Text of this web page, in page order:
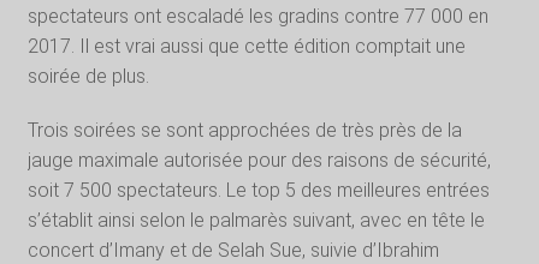
spectateurs ont escaladé les gradins contre 77 000 en
2017. Il est vrai aussi que cette édition comptait une
soirée de plus.
Trois soirées se sont approchées de très près de la
jauge maximale autorisée pour des raisons de sécurité,
soit 7 500 spectateurs. Le top 5 des meilleures entrées
s’établit ainsi selon le palmarès suivant, avec en tête le
concert d’Imany et de Selah Sue, suivie d’Ibrahim